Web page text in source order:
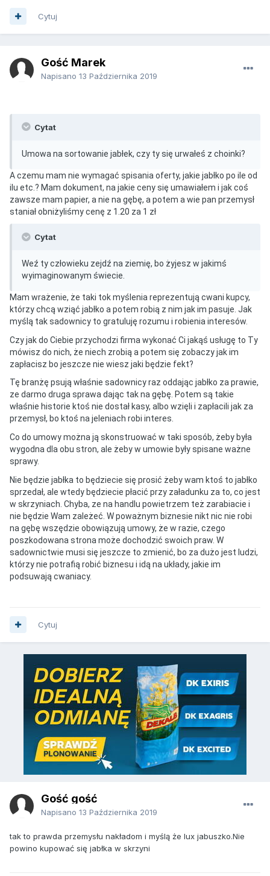
Cytuj
Gość Marek
Napisano 13 Października 2019
Cytat
Umowa na sortowanie jabłek, czy ty się urwałeś z choinki?
A czemu mam nie wymagać spisania oferty, jakie jabłko po ile od
ilu etc.? Mam dokument, na jakie ceny się umawiałem i jak coś
zawsze mam papier, a nie na gębę, a potem a wie pan przemysł
staniał obniżyliśmy cenę z 1.20 za 1 zł
Cytat
Weź ty człowieku zejdź na ziemię, bo żyjesz w jakimś
wyimaginowanym świecie.
Mam wrażenie, że taki tok myślenia reprezentują cwani kupcy,
którzy chcą wziąć jabłko a potem robią z nim jak im pasuje. Jak
myślą tak sadownicy to gratuluję rozumu i robienia interesów.
Czy jak do Ciebie przychodzi firma wykonać Ci jakąś usługę to Ty
mówisz do nich, że niech zrobią a potem się zobaczy jak im
zapłacisz bo jeszcze nie wiesz jaki będzie fekt?
Tę branżę psują właśnie sadownicy raz oddając jabłko za prawie,
ze darmo druga sprawa dając tak na gębę. Potem są takie
właśnie historie ktoś nie dostał kasy, albo wzięli i zapłacili jak za
przemysł, bo ktoś na jeleniach robi interes.
Co do umowy można ją skonstruować w taki sposób, żeby była
wygodna dla obu stron, ale żeby w umowie były spisane ważne
sprawy.
Nie będzie jabłka to będziecie się prosić żeby wam ktoś to jabłko
sprzedał, ale wtedy będziecie płacić przy załadunku za to, co jest
w skrzyniach. Chyba, ze na handlu powietrzem też zarabiacie i
nie będzie Wam zależeć. W poważnym biznesie nikt nic nie robi
na gębę wszędzie obowiązują umowy, że w razie, czego
poszkodowana strona może dochodzić swoich praw. W
sadownictwie musi się jeszcze to zmienić, bo za dużo jest ludzi,
którzy nie potrafią robić biznesu i idą na układy, jakie im
podsuwają cwaniacy.
Cytuj
Gość gość
Napisano 13 Października 2019
tak to prawda przemysłu nakładom i myślą że lux jabuszko.Nie
powino kupować się jabłka w skrzyni